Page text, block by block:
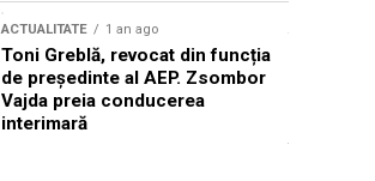
ACTUALITATE 1 an ago
Toni Greblă, revocat din funcția
de președinte al AEP. Zsombor
Vajda preia conducerea
interimară